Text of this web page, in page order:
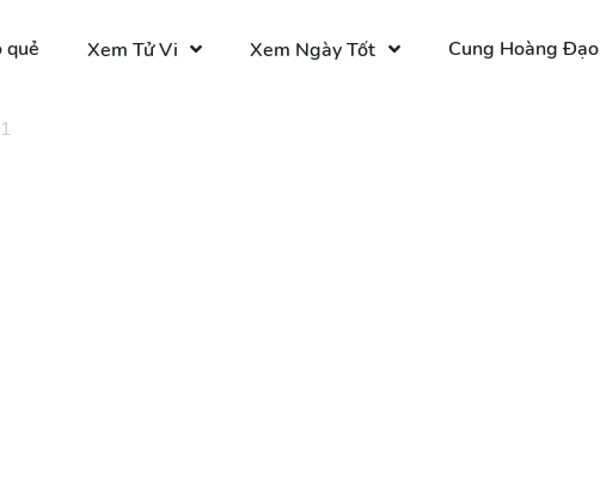
quẻ Xem Tử Vi Xem Ngày Tốt Cung Hoàng Đạo